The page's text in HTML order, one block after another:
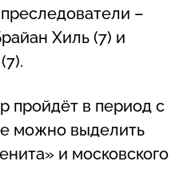
–
Хиль (7) и
пройдёт в период с
можно выделить
и московского